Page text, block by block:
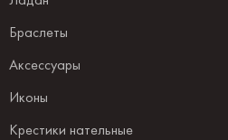
Браслеты
Аксессуары
Иконы
Крестики нательные